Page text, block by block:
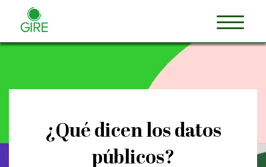
¿Qué dicen los datos
públicos?